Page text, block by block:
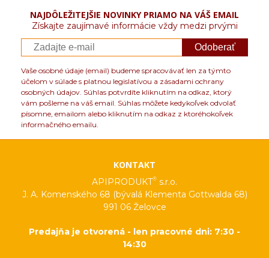
NAJDÔLEŽITEJŠIE NOVINKY PRIAMO NA VÁŠ EMAIL
Získajte zaujímavé informácie vždy medzi prvými
Odoberať
Vaše osobné údaje (email) budeme spracovávať len za týmto
účelom v súlade s platnou legislatívou a zásadami ochrany
osobných údajov. Súhlas potvrdíte kliknutím na odkaz, ktorý
vám pošleme na váš email. Súhlas môžete kedykoľvek odvolať
písomne, emailom alebo kliknutím na odkaz z ktoréhokoľvek
informačného emailu.
KONTAKT
APIPRODUKT® s.r.o.
J. A. Komenského 68 (bývalá Klementa Gottwalda 68)
991 06 Želovce
Predajňa je otvorená - len pracovné dni: 7:30 -
14:30